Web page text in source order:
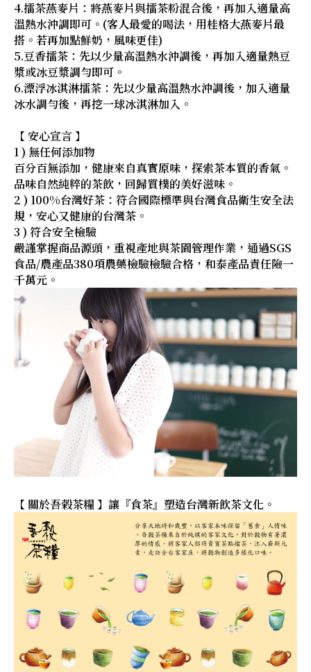
4.擂茶燕麥片：將燕麥片與擂茶粉混合後，再加入適量高
溫熱水沖調即可。(客人最愛的喝法，用桂格大燕麥片最
搭。若再加點鮮奶，風味更佳)
5.豆香擂茶：先以少量高溫熱水沖調後，再加入適量熱豆
漿或冰豆漿調勻即可。
6.漂浮冰淇淋擂茶：先以少量高溫熱水沖調後，加入適量
冰水調勻後，再挖一球冰淇淋加入。
【 安心宣言 】
1 ) 無任何添加物
百分百無添加，健康來自真實原味，探索茶本質的香氣。
品味自然純粹的茶飲，回歸質樸的美好滋味。
2 ) 100%台灣好茶：符合國際標準與台灣食品衛生安全法
規，安心又健康的台灣茶。
3 ) 符合安全檢驗
嚴謹掌握商品源頭，重視產地與茶園管理作業，通過SGS
食品/農產品380項農藥檢驗檢驗合格，和泰產品責任險一
千萬元。
【 關於吾榖茶糧 】讓『食茶』塑造台灣新飲茶文化。